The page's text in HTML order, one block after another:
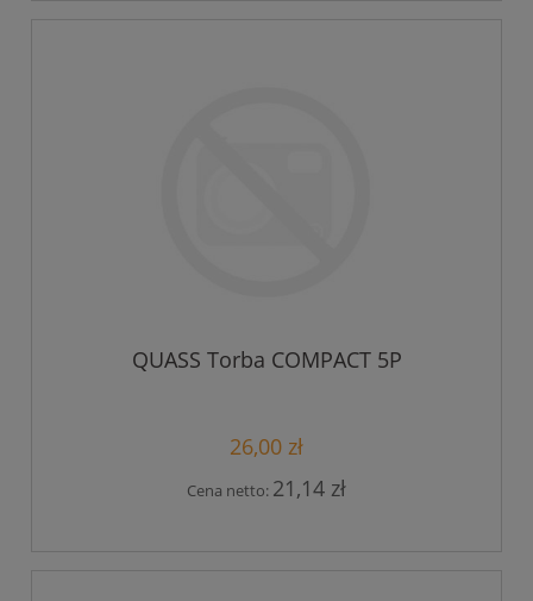
QUASS Torba COMPACT 5P
26,00 zł
Cena netto: 21,14 zł